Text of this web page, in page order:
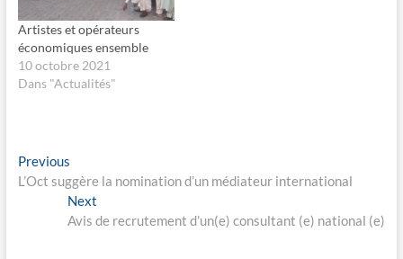
k
(
o
u
v
r
e
n
n
d
a
n
s
u
n
e
e
f
e
n
ê
Artistes et opérateurs
économiques ensemble
10 octobre 2021
Dans "Actualités"
Navigation
de
l’article
PreviousPrevious
post:
L’Oct suggère la nomination d’un médiateur international
Next
post:
Avis de recrutement d’un(e) consultant (e) national (e)